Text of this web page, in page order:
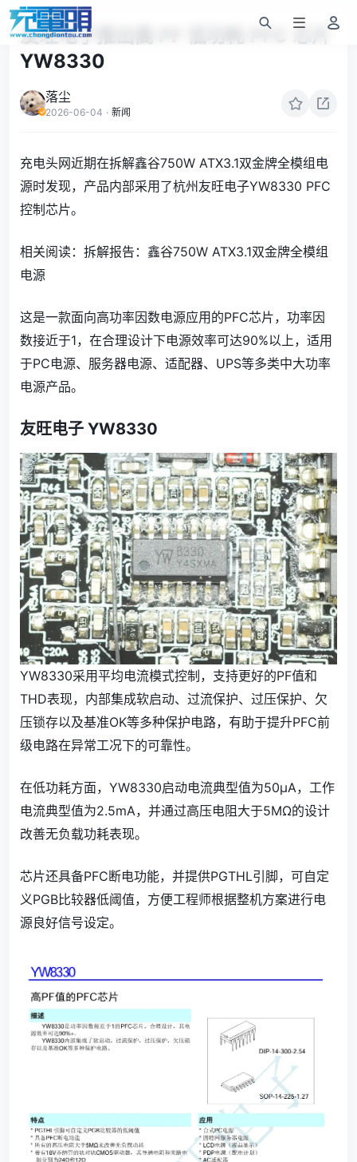
友旺电子推出高 PF 低功耗 PFC 芯片
YW8330
落尘
2026-06-04 · 新闻
充电头网近期在拆解鑫谷750W ATX3.1双金牌全模组电
源时发现，产品内部采用了杭州友旺电子YW8330 PFC
控制芯片。
相关阅读：拆解报告：鑫谷750W ATX3.1双金牌全模组
电源
这是一款面向高功率因数电源应用的PFC芯片，功率因
数接近于1，在合理设计下电源效率可达90%以上，适用
于PC电源、服务器电源、适配器、UPS等多类中大功率
电源产品。
友旺电子 YW8330
YW8330采用平均电流模式控制，支持更好的PF值和
THD表现，内部集成软启动、过流保护、过压保护、欠
压锁存以及基准OK等多种保护电路，有助于提升PFC前
级电路在异常工况下的可靠性。
在低功耗方面，YW8330启动电流典型值为50μA，工作
电流典型值为2.5mA，并通过高压电阻大于5MΩ的设计
改善无负载功耗表现。
芯片还具备PFC断电功能，并提供PGTHL引脚，可自定
义PGB比较器低阈值，方便工程师根据整机方案进行电
源良好信号设定。